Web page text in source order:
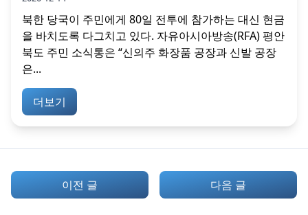
북한 당국이 주민에게 80일 전투에 참가하는 대신 현금
을 바치도록 다그치고 있다. 자유아시아방송(RFA) 평안
북도 주민 소식통은 “신의주 화장품 공장과 신발 공장
은...
더보기
이전 글 다음 글